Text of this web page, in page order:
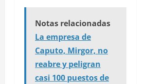
Notas relacionadas
La empresa de
Caputo, Mirgor, no
reabre y peligran
casi 100 puestos de